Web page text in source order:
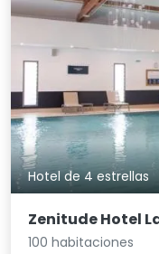
Hotel de 4 estrellas
Zenitude Hotel
100 habitaciones